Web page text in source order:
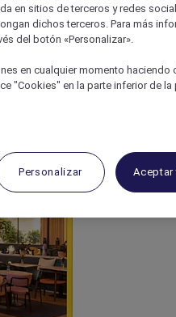
en sitios de terceros y redes
dichos terceros. Para más
del botón «Personalizar».
en cualquier momento haciendo
"Cookies" en la parte inferior de la
Personalizar Aceptar